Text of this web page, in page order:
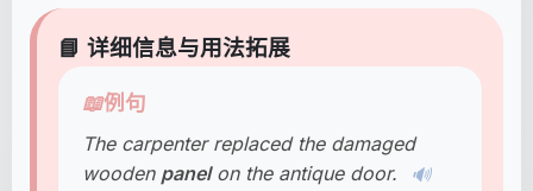
📘 详细信息与用法拓展
📖例句
The carpenter replaced the damaged
wooden panelon the antique door. 🔊